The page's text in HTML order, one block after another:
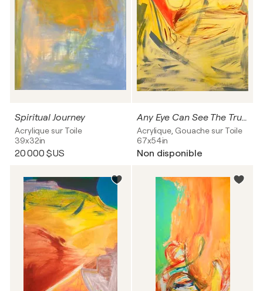
Spiritual Journey
Acrylique sur Toile
39x32in
20 000 $US
Any Eye Can See The Truth And Say Nothing
Acrylique, Gouache sur Toile
67x54in
Non disponible